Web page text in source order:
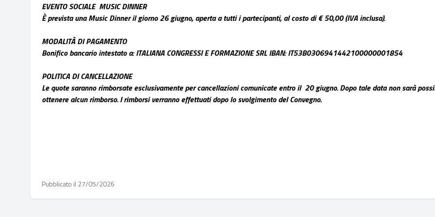
EVENTO SOCIALE MUSIC DINNER
È prevista una Music Dinner il giorno 26 giugno, aperta a tutti i partecipanti, al costo di € 50,00 (IVA inclusa).
MODALITÀ DI PAGAMENTO
Bonifico bancario intestato a: ITALIANA CONGRESSI E FORMAZIONE SRL IBAN: IT53B0306941442100000001854
POLITICA DI CANCELLAZIONE
Le quote saranno rimborsate esclusivamente per cancellazioni comunicate entro il 20 giugno. Dopo tale data non sarà
ottenere alcun rimborso. I rimborsi verranno effettuati dopo lo svolgimento del Convegno.
Pubblicato il 27/05/2026